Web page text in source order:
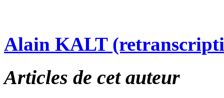
Alain KALT
Articles de cet auteur